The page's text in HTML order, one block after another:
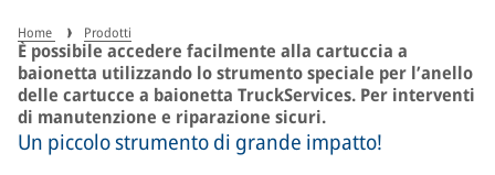
Home Prodotti
È possibile accedere facilmente alla cartuccia a
baionetta utilizzando lo strumento speciale per l’anello
delle cartucce a baionetta TruckServices. Per interventi
di manutenzione e riparazione sicuri.
Un piccolo strumento di grande impatto!